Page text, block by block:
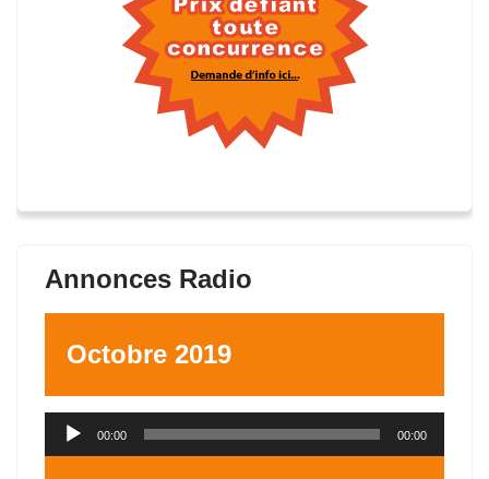
Annonces Radio
Octobre 2019
Lecteur
00:00 00:00